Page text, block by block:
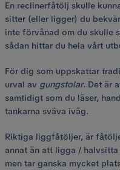
En reclinerfåtölj skulle
sitter (eller ligger) du
inte förvånad om du skulle
sådan hittar du hela vårt
För dig som uppskattar
urval av gungstolar. Det är
samtidigt som du läser,
tankarna sväva iväg.
Riktiga liggfåtöljer, är
annat än att ligga /
men tar ganska mycket